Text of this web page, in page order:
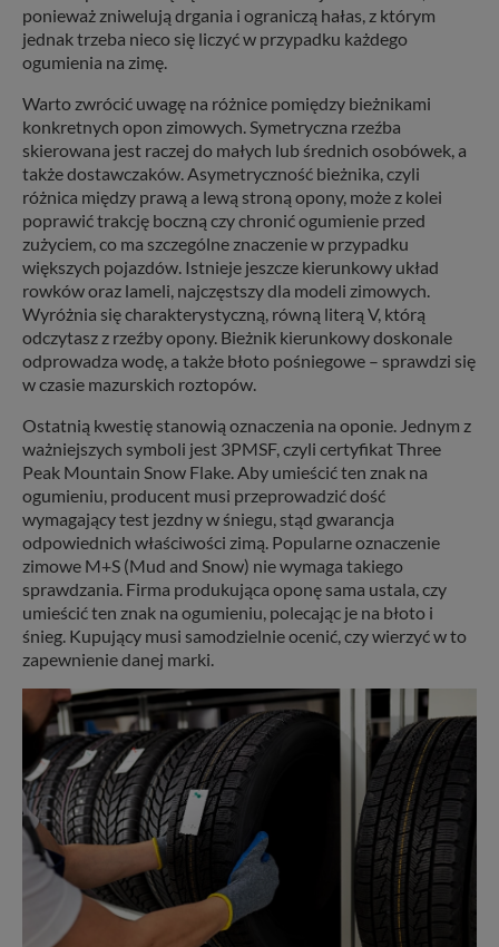
ponieważ zniwelują drgania i ograniczą hałas, z którym
jednak trzeba nieco się liczyć w przypadku każdego
ogumienia na zimę.
Warto zwrócić uwagę na różnice pomiędzy bieżnikami
konkretnych opon zimowych. Symetryczna rzeźba
skierowana jest raczej do małych lub średnich osobówek, a
także dostawczaków. Asymetryczność bieżnika, czyli
różnica między prawą a lewą stroną opony, może z kolei
poprawić trakcję boczną czy chronić ogumienie przed
zużyciem, co ma szczególne znaczenie w przypadku
większych pojazdów. Istnieje jeszcze kierunkowy układ
rowków oraz lameli, najczęstszy dla modeli zimowych.
Wyróżnia się charakterystyczną, równą literą V, którą
odczytasz z rzeźby opony. Bieżnik kierunkowy doskonale
odprowadza wodę, a także błoto pośniegowe – sprawdzi się
w czasie mazurskich roztopów.
Ostatnią kwestię stanowią oznaczenia na oponie. Jednym z
ważniejszych symboli jest 3PMSF, czyli certyfikat Three
Peak Mountain Snow Flake. Aby umieścić ten znak na
ogumieniu, producent musi przeprowadzić dość
wymagający test jezdny w śniegu, stąd gwarancja
odpowiednich właściwości zimą. Popularne oznaczenie
zimowe M+S (Mud and Snow) nie wymaga takiego
sprawdzania. Firma produkująca oponę sama ustala, czy
umieścić ten znak na ogumieniu, polecając je na błoto i
śnieg. Kupujący musi samodzielnie ocenić, czy wierzyć w to
zapewnienie danej marki.